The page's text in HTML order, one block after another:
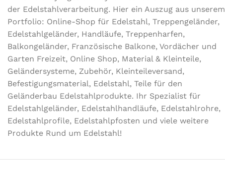
der Edel­stahl­ver­arbeitung. Hier ein Auszug aus unserem
Portfolio: Online-Shop für Edelstahl, Treppengeländer,
Edelstahlgeländer, Handläufe, Treppenharfen,
Balkongeländer, Französische Balkone, Vordächer und
Garten Freizeit, Online Shop, Material & Kleinteile,
Geländersysteme, Zubehör, Kleinteileversand,
Befestigungsmaterial, Edelstahl, Teile für den
Geländerbau Edelstahlprodukte. Ihr Spezialist für
Edelstahlgeländer, Edelstahlhandläufe, Edelstahlrohre,
Edelstahlprofile, Edelstahlpfosten und viele weitere
Produkte Rund um Edelstahl!